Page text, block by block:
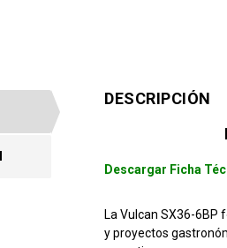
DESCRIPCIÓN
Descargar Ficha
La Vulcan SX36-
y proyectos